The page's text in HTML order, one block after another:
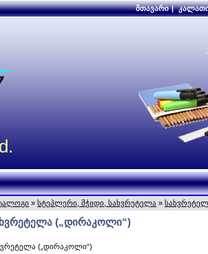
მთავარი |
» სტეპლერი, მჭიდი, სახვრეტელა »
(„დირაკოლი“)
(„დირაკოლი“)